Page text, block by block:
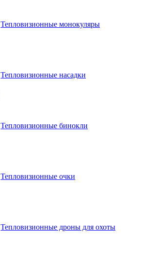
Тепловизионные монокуляры
Тепловизионные насадки
Тепловизионные бинокли
Тепловизионные очки
Тепловизионные дроны для охоты